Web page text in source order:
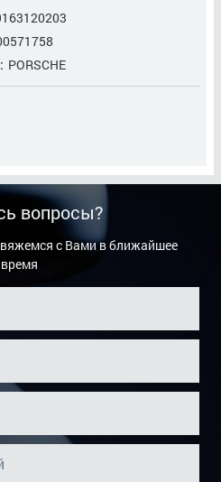
Центральный
Бампера Правый
PORSCHE
вопросы?
с Вами в ближайшее
время